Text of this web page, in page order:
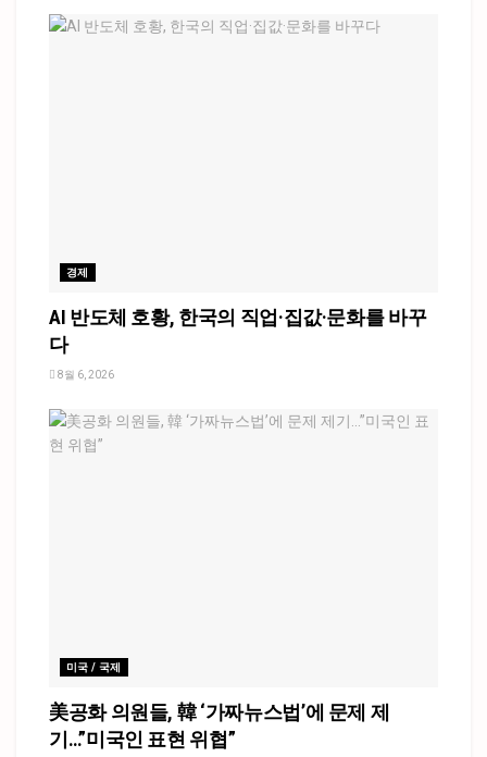
경제
AI 반도체 호황, 한국의 직업·집값·문화를 바꾸
다
8월 6, 2026
미국 / 국제
美공화 의원들, 韓 ‘가짜뉴스법’에 문제 제
기…”미국인 표현 위협”